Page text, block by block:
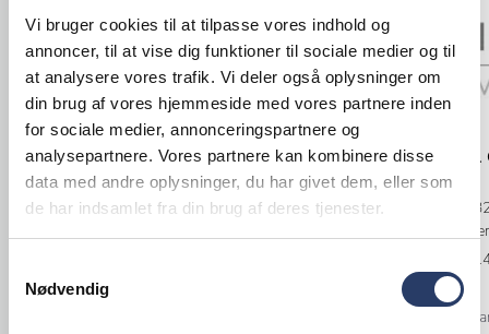
Vi bruger cookies til at tilpasse vores indhold og
annoncer, til at vise dig funktioner til sociale medier og til
at analysere vores trafik. Vi deler også oplysninger om
din brug af vores hjemmeside med vores partnere inden
for sociale medier, annonceringspartnere og
analysepartnere. Vores partnere kan kombinere disse
data med andre oplysninger, du har givet dem, eller som
de har indsamlet fra din brug af deres tjenester.
Nødvendig
Cambro
Kantine 1/6 GN Camview
LxBxH: 176x162x150 mm 2,2 L
Kantine 1/1
LxBxH:
Klar Copolymer